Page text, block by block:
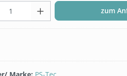
Produkt zum